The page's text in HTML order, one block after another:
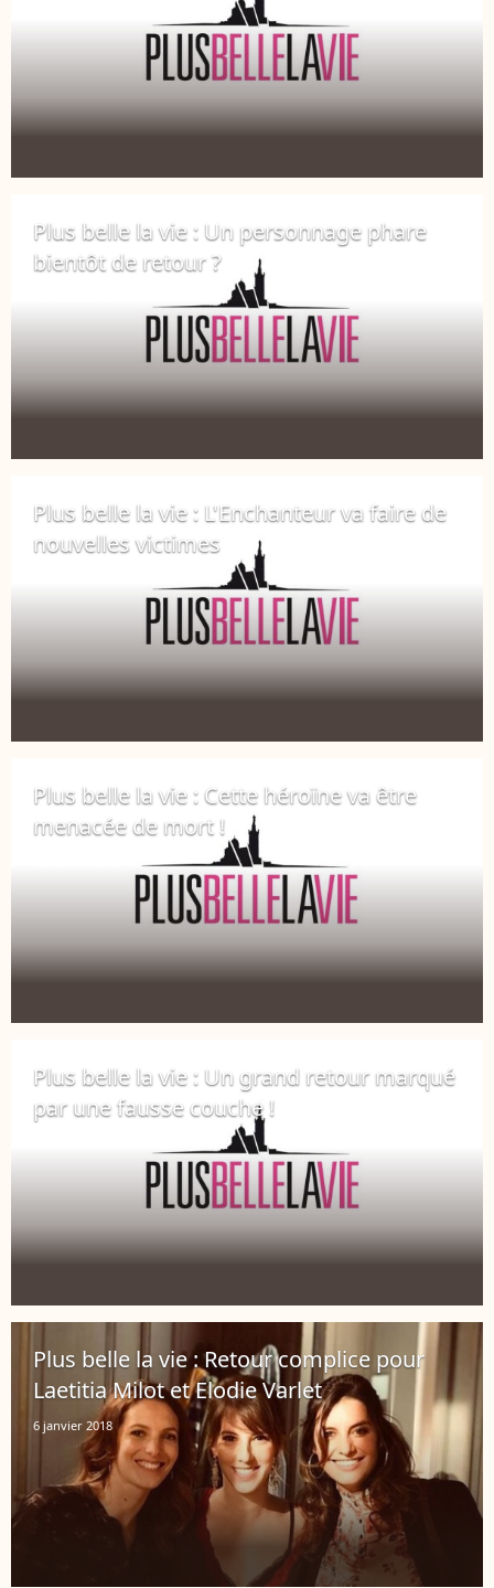
Plus belle la vie : Un personnage phare
bientôt de retour ?
Plus belle la vie : L'Enchanteur va faire de
nouvelles victimes
Plus belle la vie : Cette héroïne va être
menacée de mort !
Plus belle la vie : Un grand retour marqué
par une fausse couche !
Plus belle la vie : Retour complice pour
Laetitia Milot et Elodie Varlet
6 janvier 2018